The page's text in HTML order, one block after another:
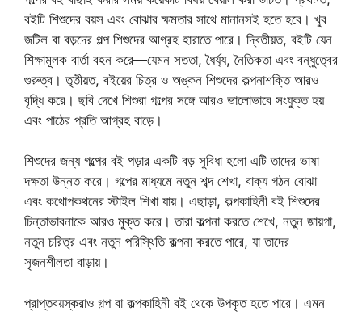
বইটি শিশুদের বয়স এবং বোঝার ক্ষমতার সাথে মানানসই হতে হবে। খুব
জটিল বা বড়দের গল্প শিশুদের আগ্রহ হারাতে পারে। দ্বিতীয়ত, বইটি যেন
শিক্ষামূলক বার্তা বহন করে—যেমন সততা, ধৈর্য্য, নৈতিকতা এবং বন্ধুত্বের
গুরুত্ব। তৃতীয়ত, বইয়ের চিত্র ও অঙ্কন শিশুদের কল্পনাশক্তি আরও
বৃদ্ধি করে। ছবি দেখে শিশুরা গল্পের সঙ্গে আরও ভালোভাবে সংযুক্ত হয়
এবং পাঠের প্রতি আগ্রহ বাড়ে।
শিশুদের জন্য গল্পের বই পড়ার একটি বড় সুবিধা হলো এটি তাদের ভাষা
দক্ষতা উন্নত করে। গল্পের মাধ্যমে নতুন শব্দ শেখা, বাক্য গঠন বোঝা
এবং কথোপকথনের স্টাইল শিখা যায়। এছাড়া, কল্পকাহিনী বই শিশুদের
চিন্তাভাবনাকে আরও মুক্ত করে। তারা কল্পনা করতে শেখে, নতুন জায়গা,
নতুন চরিত্র এবং নতুন পরিস্থিতি কল্পনা করতে পারে, যা তাদের
সৃজনশীলতা বাড়ায়।
প্রাপ্তবয়স্করাও গল্প বা কল্পকাহিনী বই থেকে উপকৃত হতে পারে। এমন